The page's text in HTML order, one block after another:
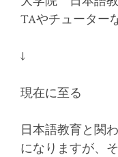
TAやチューター
↓
現在に至る
日本語教育と関
になりますが、